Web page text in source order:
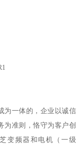
为一体的，企业以诚信
为准则，恪守为客户创
变频器和电机（一级